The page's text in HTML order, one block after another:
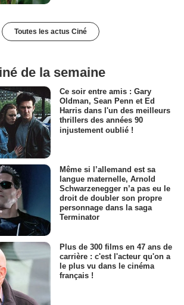
Toutes les actus Ciné
de la semaine
Ce soir entre amis : Gary
Oldman, Sean Penn et Ed
Harris dans l'un des meilleurs
thrillers des années 90
injustement oublié !
Même si l’allemand est sa
langue maternelle, Arnold
Schwarzenegger n’a pas eu le
droit de doubler son propre
personnage dans la saga
Terminator
Plus de 300 films en 47 ans de
carrière : c'est l'acteur qu'on a
le plus vu dans le cinéma
français !